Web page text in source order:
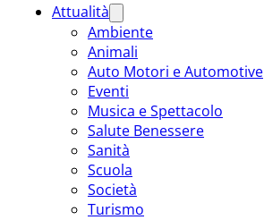
Attualità
Ambiente
Animali
Auto Motori e Automotive
Eventi
Musica e Spettacolo
Salute Benessere
Sanità
Scuola
Società
Turismo